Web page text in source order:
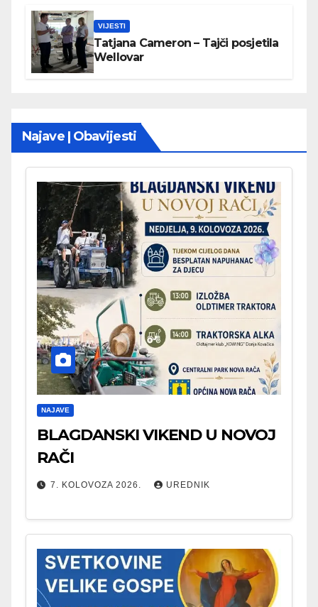
VIJESTI
Tatjana Cameron – Tajči posjetila
Wellovar
Najave | Obavijesti
NAJAVE
BLAGDANSKI VIKEND U NOVOJ
RAČI
7. KOLOVOZA 2026. UREDNIK